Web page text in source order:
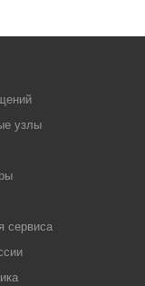
узлы
сервиса